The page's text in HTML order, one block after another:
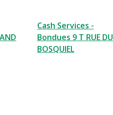
Cash Services -
Bondues 9 T RUE DU
BOSQUIEL